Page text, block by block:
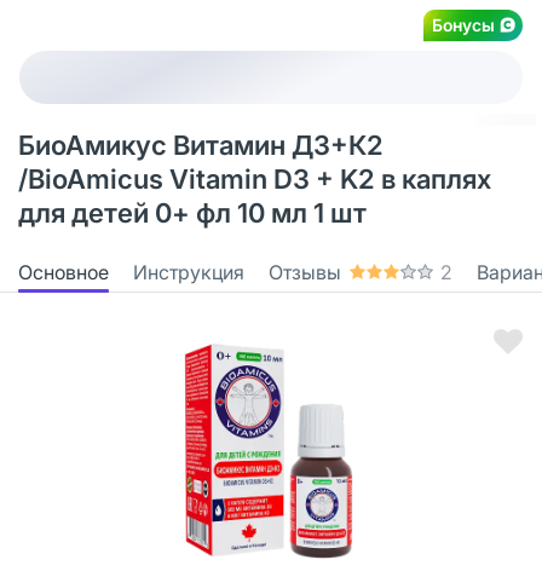
Бонусы
БиоАмикус Витамин Д3+К2
/BioAmicus Vitamin D3 + K2 в каплях
для детей 0+ фл 10 мл 1 шт
Основное Инструкция Отзывы 2